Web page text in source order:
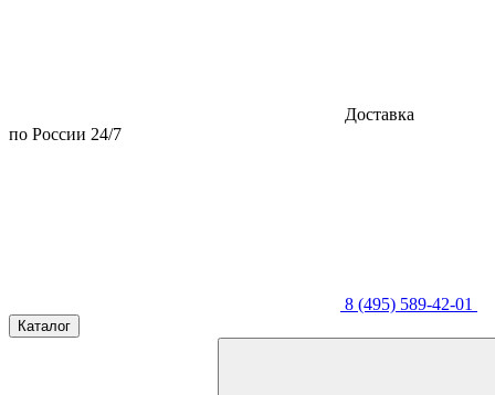
Доставка
по России 24/7
8 (495) 589-42-01
Каталог